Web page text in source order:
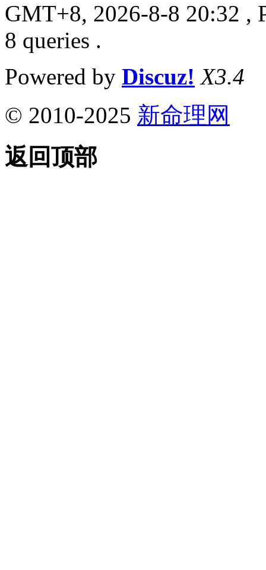
GMT+8, 2026-8-8 20:32 ,
8 queries .
Powered by Discuz! X3.4
© 2010-2025 新命理网
返回顶部